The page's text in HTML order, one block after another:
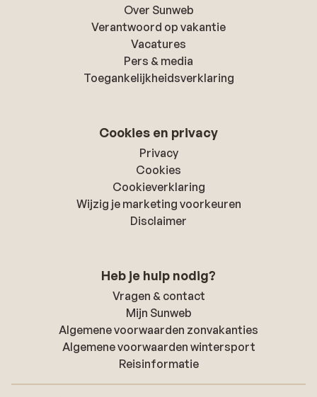
Over Sunweb
Verantwoord op vakantie
Vacatures
Pers & media
Toegankelijkheidsverklaring
Cookies en privacy
Privacy
Cookies
Cookieverklaring
Wijzig je marketing voorkeuren
Disclaimer
Heb je hulp nodig?
Vragen & contact
Mijn Sunweb
Algemene voorwaarden zonvakanties
Algemene voorwaarden wintersport
Reisinformatie